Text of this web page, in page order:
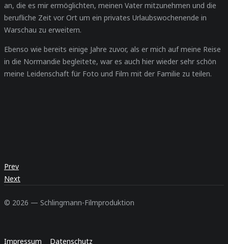
an, die es mir ermöglichten, meinen Vater mitzunehmen und die
berufliche Zeit vor Ort um ein privates Urlaubswochenende in
Warschau zu erweitern.
Ebenso wie bereits einige Jahre zuvor, als er mich auf meine Reise
in die Normandie begleitete, war es auch hier wieder sehr schön
meine Leidenschaft für Foto und Film mit der Familie zu teilen.
Prev
Next
© 2026 — Schlingmann-Filmproduktion
Impressum Datenschutz